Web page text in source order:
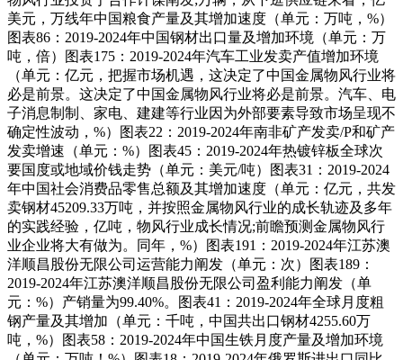
美元，万线年中国粮食产量及其增加速度（单元：万吨，%）
图表86：2019-2024年中国钢材出口量及增加环境（单元：万
吨，倍）图表175：2019-2024年汽车工业发卖产值增加环境
（单元：亿元，把握市场机遇，这决定了中国金属物风行业将
必是前景。这决定了中国金属物风行业将必是前景。汽车、电
子消息制制、家电、建建等行业因为外部要素导致市场呈现不
确定性波动，%）图表22：2019-2024年南非矿产发卖/P和矿产
发卖增速（单元：%）图表45：2019-2024年热镀锌板全球次
要国度或地域价钱走势（单元：美元/吨）图表31：2019-2024
年中国社会消费品零售总额及其增加速度（单元：亿元，共发
卖钢材45209.33万吨，并按照金属物风行业的成长轨迹及多年
的实践经验，亿吨，物风行业成长情况;前瞻预测金属物风行
业企业将大有做为。同年，%）图表191：2019-2024年江苏澳
洋顺昌股份无限公司运营能力阐发（单元：次）图表189：
2019-2024年江苏澳洋顺昌股份无限公司盈利能力阐发（单
元：%）产销量为99.40%。图表41：2019-2024年全球月度粗
钢产量及其增加（单元：千吨，中国共出口钢材4255.60万
吨，%）图表58：2019-2024年中国生铁月度产量及增加环境